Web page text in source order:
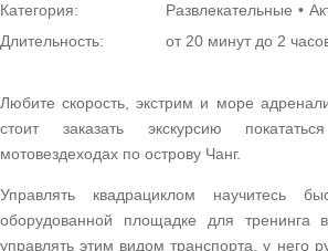
Категория:
Развлекательные
Длительность:
от 20 минут до 2
Любите скорость, экстрим и море
стоит заказать экскурсию
мотовездеходах по острову Чанг.
Управлять квадрациклом научитесь
оборудованной площадке для тренинга
управлять этим видом транспорта, у него